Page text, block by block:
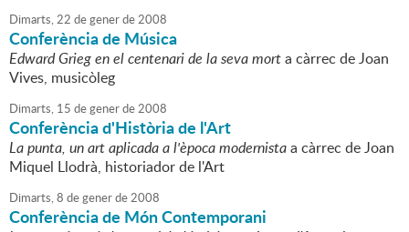
Dimarts,22 degenerde2008
Conferència de Música
Edward Grieg en el centenari de la seva morta càrrec de Joan
Vives, musicòleg
Dimarts, 15 degenerde2008
Conferència d'Història de l'Art
La punta, un art aplicada a l'època modernistaa càrrec de Joan
Miquel Llodrà, historiador de l'Art
Dimarts,8 degenerde2008
Conferència de Món Contemporani